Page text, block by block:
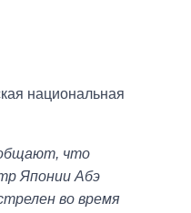
национальная
что
Японии Абэ
во время